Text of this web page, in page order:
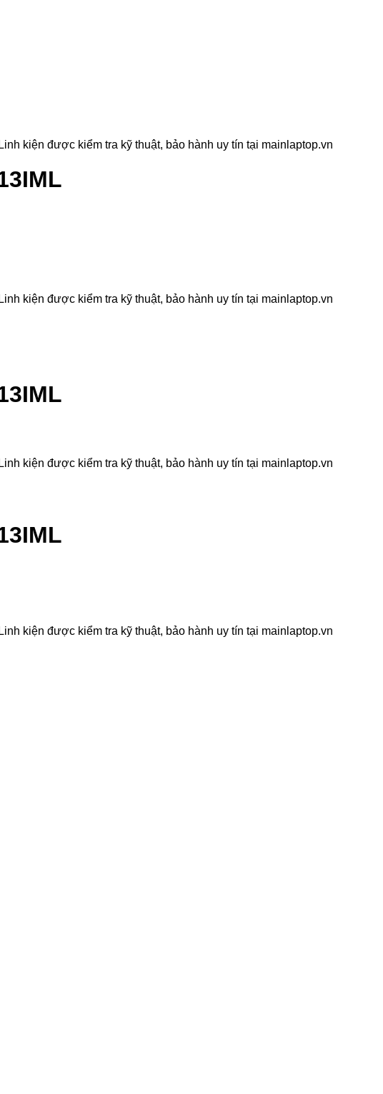
kiện được kiểm tra kỹ thuật, bảo hành uy tín tại mainlaptop.vn
kiện được kiểm tra kỹ thuật, bảo hành uy tín tại mainlaptop.vn
kiện được kiểm tra kỹ thuật, bảo hành uy tín tại mainlaptop.vn
kiện được kiểm tra kỹ thuật, bảo hành uy tín tại mainlaptop.vn